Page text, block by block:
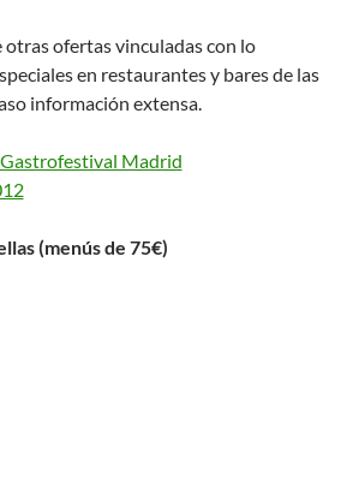
otras ofertas vinculadas con lo
en restaurantes y bares de las
información extensa.
(menús de 75€)